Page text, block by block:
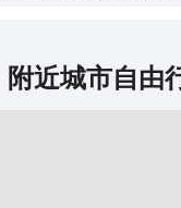
附近城市自由